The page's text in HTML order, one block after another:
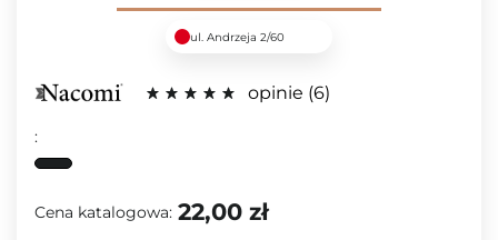
ul. Andrzeja 2/60
opinie 6
:
Cena katalogowa: 22,00 zł